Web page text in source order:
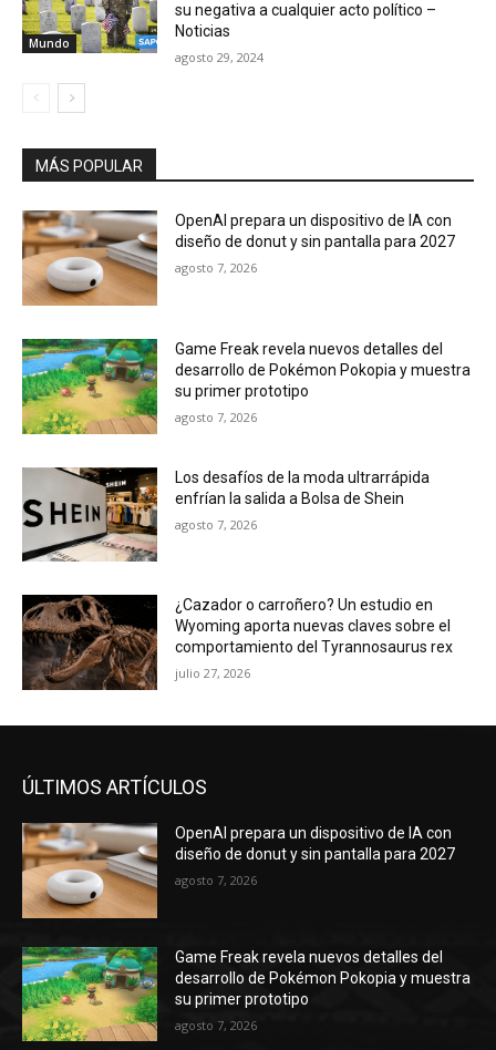
Mundo
su negativa a cualquier acto político –
Noticias
agosto 29, 2024
MÁS POPULAR
OpenAI prepara un dispositivo de IA con
diseño de donut y sin pantalla para 2027
agosto 7, 2026
Game Freak revela nuevos detalles del
desarrollo de Pokémon Pokopia y muestra
su primer prototipo
agosto 7, 2026
Los desafíos de la moda ultrarrápida
enfrían la salida a Bolsa de Shein
agosto 7, 2026
¿Cazador o carroñero? Un estudio en
Wyoming aporta nuevas claves sobre el
comportamiento del Tyrannosaurus rex
julio 27, 2026
ÚLTIMOS ARTÍCULOS
OpenAI prepara un dispositivo de IA con
diseño de donut y sin pantalla para 2027
agosto 7, 2026
Game Freak revela nuevos detalles del
desarrollo de Pokémon Pokopia y muestra
su primer prototipo
agosto 7, 2026